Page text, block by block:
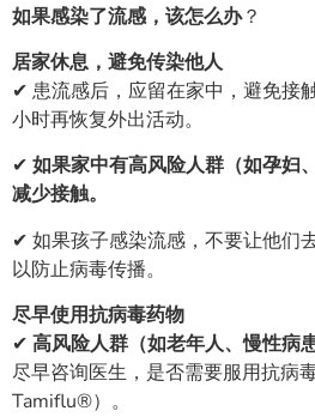
如果感染了流感，该怎么办？
居家休息，避免传染他人
✔ 患流感后，应留在家中，避免接
小时再恢复外出活动。
✔ 如果家中有高风险人群（如孕妇
减少接触。
✔ 如果孩子感染流感，不要让他们
以防止病毒传播。
尽早使用抗病毒药物
✔ 高风险人群（如老年人、慢性病
尽早咨询医生，是否需要服用抗病
Tamiflu®）。